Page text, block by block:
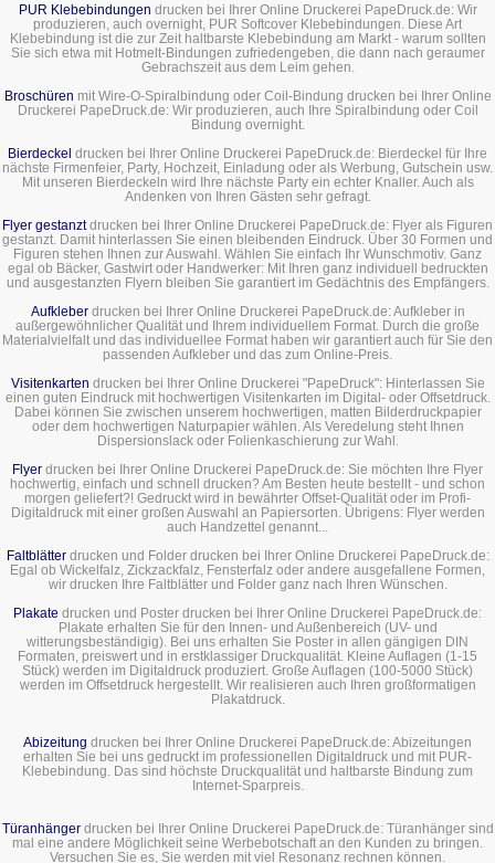
PUR Klebebindungen drucken bei Ihrer Online Druckerei PapeDruck.de: Wir
produzieren, auch overnight, PUR Softcover Klebebindungen. Diese Art
Klebebindung ist die zur Zeit haltbarste Klebebindung am Markt - warum sollten
Sie sich etwa mit Hotmelt-Bindungen zufriedengeben, die dann nach geraumer
Gebrachszeit aus dem Leim gehen.
Broschüren mit Wire-O-Spiralbindung oder Coil-Bindung drucken bei Ihrer Online
Druckerei PapeDruck.de: Wir produzieren, auch Ihre Spiralbindung oder Coil
Bindung overnight.
Bierdeckel drucken bei Ihrer Online Druckerei PapeDruck.de: Bierdeckel für Ihre
nächste Firmenfeier, Party, Hochzeit, Einladung oder als Werbung, Gutschein usw.
Mit unseren Bierdeckeln wird Ihre nächste Party ein echter Knaller. Auch als
Andenken von Ihren Gästen sehr gefragt.
Flyer gestanztdrucken bei Ihrer Online Druckerei PapeDruck.de: Flyer als Figuren
gestanzt. Damit hinterlassen Sie einen bleibenden Eindruck. Über 30 Formen und
Figuren stehen Ihnen zur Auswahl. Wählen Sie einfach Ihr Wunschmotiv. Ganz
egal ob Bäcker, Gastwirt oder Handwerker: Mit Ihren ganz individuell bedruckten
und ausgestanzten Flyern bleiben Sie garantiert im Gedächtnis des Empfängers.
Aufkleberdrucken bei Ihrer Online Druckerei PapeDruck.de: Aufkleber in
außergewöhnlicher Qualität und Ihrem individuellem Format. Durch die große
Materialvielfalt und das individuellee Format haben wir garantiert auch für Sie den
passenden Aufkleber und das zum Online-Preis.
Visitenkarten drucken bei Ihrer Online Druckerei "PapeDruck": Hinterlassen Sie
einen guten Eindruck mit hochwertigen Visitenkarten im Digital- oder Offsetdruck.
Dabei können Sie zwischen unserem hochwertigen, matten Bilderdruckpapier
oder dem hochwertigen Naturpapier wählen. Als Veredelung steht Ihnen
Dispersionslack oder Folienkaschierung zur Wahl.
Flyer drucken bei Ihrer Online Druckerei PapeDruck.de: Sie möchten Ihre Flyer
hochwertig, einfach und schnell drucken? Am Besten heute bestellt - und schon
morgen geliefert?! Gedruckt wird in bewährter Offset-Qualität oder im Profi-
Digitaldruck mit einer großen Auswahl an Papiersorten. Übrigens: Flyer werden
auch Handzettel genannt...
Faltblätterdrucken und Folder drucken bei Ihrer Online Druckerei PapeDruck.de:
Egal ob Wickelfalz, Zickzackfalz, Fensterfalz oder andere ausgefallene Formen,
wir drucken Ihre Faltblätter und Folder ganz nach Ihren Wünschen.
Plakate drucken und Poster drucken bei Ihrer Online Druckerei PapeDruck.de:
Plakate erhalten Sie für den Innen- und Außenbereich (UV- und
witterungsbeständigig). Bei uns erhalten Sie Poster in allen gängigen DIN
Formaten, preiswert und in erstklassiger Druckqualität. Kleine Auflagen (1-15
Stück) werden im Digitaldruck produziert. Große Auflagen (100-5000 Stück)
werden im Offsetdruck hergestellt. Wir realisieren auch Ihren großformatigen
Plakatdruck.
Abizeitung drucken bei Ihrer Online Druckerei PapeDruck.de: Abizeitungen
erhalten Sie bei uns gedruckt im professionellen Digitaldruck und mit PUR-
Klebebindung. Das sind höchste Druckqualität und haltbarste Bindung zum
Internet-Sparpreis.
Türanhängerdrucken bei Ihrer Online Druckerei PapeDruck.de: Türanhänger sind
mal eine andere Möglichkeit seine Werbebotschaft an den Kunden zu bringen.
Versuchen Sie es, Sie werden mit viel Resonanz rechnen können.